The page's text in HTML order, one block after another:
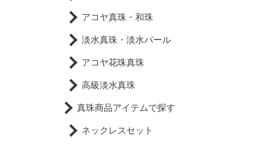
アコヤ真珠・和珠
淡水真珠・淡水パール
アコヤ花珠真珠
高級淡水真珠
真珠商品アイテムで探す
ネックレスセット